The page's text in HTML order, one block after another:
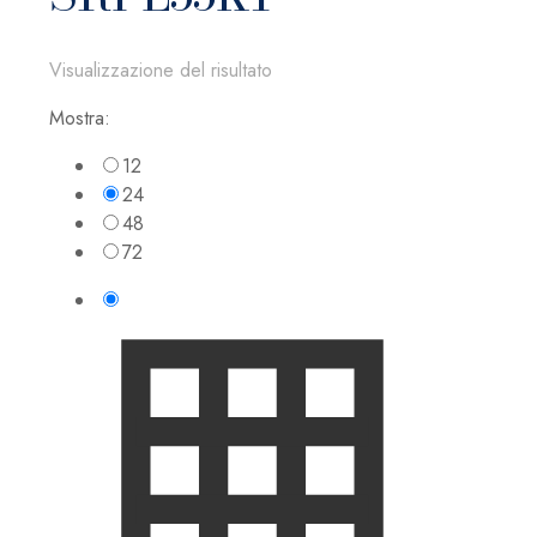
Visualizzazione del risultato
Mostra:
12
24
48
72